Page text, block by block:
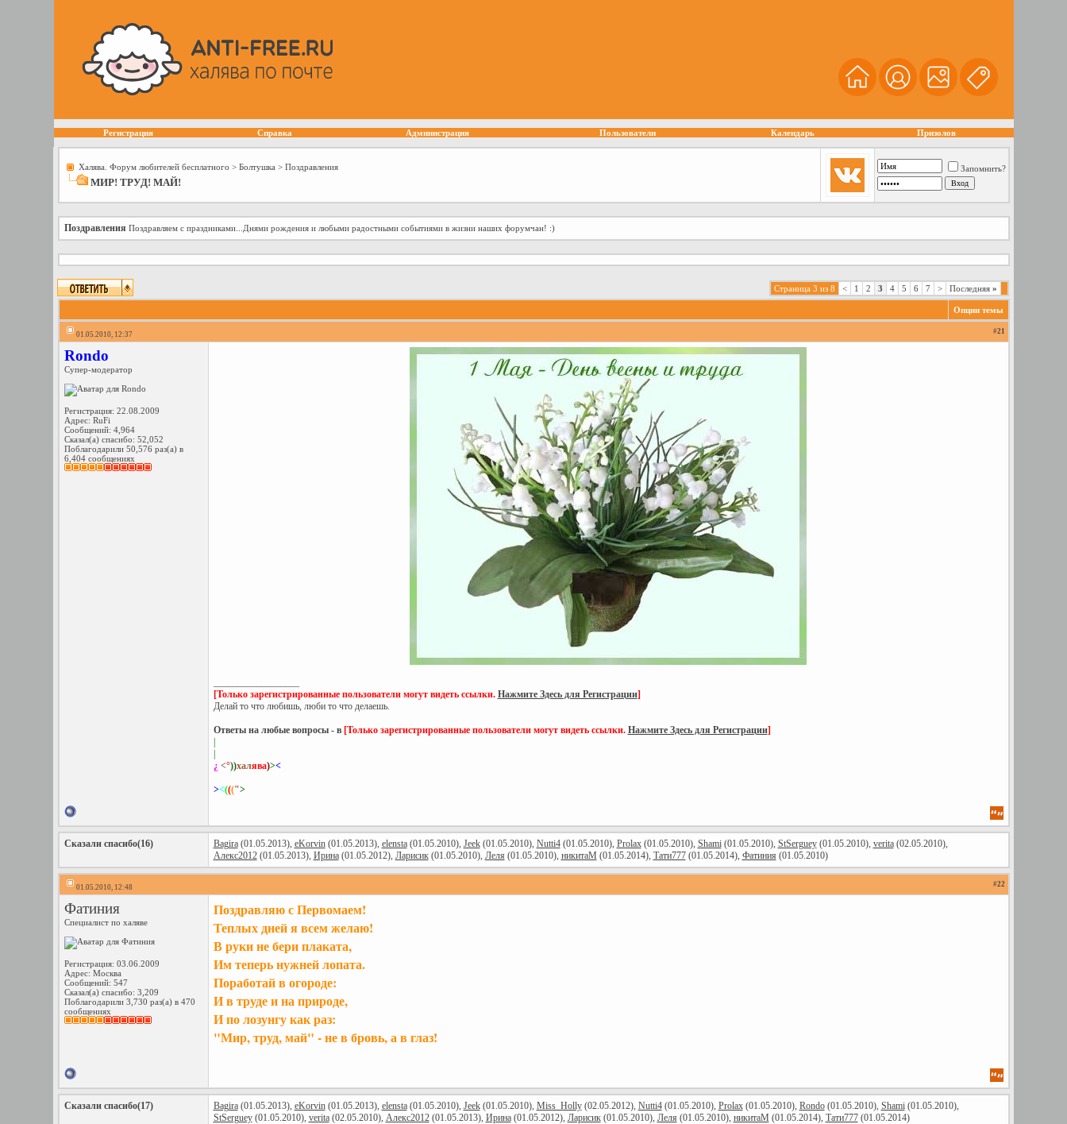
Регистрация Справка Администрация Пользователи Календарь Призолов
Халява. Форум любителей бесплатного > Болтушка > Поздравления
МИР! ТРУД! МАЙ!
Запомнить?
Поздравления Поздравляем с праздниками...Днями рождения и любыми радостными событиями в жизни наших форумчан! :)
Страница 3 из 8 < 1 2 3 4 5 6 7 > Последняя»
Опции темы
01.05.2010, 12:37 #21
Rondo
Супер-модератор
Регистрация: 22.08.2009
Адрес: RuFi
Сообщений: 4,964
Сказал(а) спасибо: 52,052
Поблагодарили 50,576 раз(а) в
6,404 сообщениях
[Только зарегистрированные пользователи могут видеть ссылки. Нажмите Здесь для Регистрации]
Делай то что любишь, люби то что делаешь.
Ответы на любые вопросы - в [Только зарегистрированные пользователи могут видеть ссылки. Нажмите Здесь для Регистрации]
¿ <°))халява)><
><(((">
Сказали спасибо(16) Bagira(01.05.2013), eKorvin(01.05.2013), elensta(01.05.2010), Jeek(01.05.2010), Nutti4(01.05.2010), Prolax(01.05.2010), Shami(01.05.2010), StSerguey(01.05.2010), verita(02.05.2010),
Алекс2012(01.05.2013), Ирина(01.05.2012), Ларисик(01.05.2010), Леля (01.05.2010), никитаМ (01.05.2014), Тати777(01.05.2014), Фатиния (01.05.2010)
01.05.2010, 12:48 #22
Фатиния
Специалист по халяве
Регистрация: 03.06.2009
Адрес: Москва
Сообщений: 547
Сказал(а) спасибо: 3,209
Поблагодарили 3,730 раз(а) в 470
сообщениях
Поздравляю с Первомаем!
Теплых дней я всем желаю!
В руки не бери плаката,
Им теперь нужней лопата.
Поработай в огороде:
И в труде и на природе,
И по лозунгу как раз:
"Мир, труд, май" - не в бровь, а в глаз!
Сказали спасибо(17) Bagira(01.05.2013), eKorvin(01.05.2013), elensta(01.05.2010), Jeek(01.05.2010), Miss_Holly(02.05.2012), Nutti4(01.05.2010), Prolax(01.05.2010), Rondo(01.05.2010), Shami(01.05.2010),
StSerguey(01.05.2010), verita(02.05.2010), Алекс2012(01.05.2013), Ирина(01.05.2012), Ларисик(01.05.2010), Леля (01.05.2010), никитаМ (01.05.2014), Тати777(01.05.2014)